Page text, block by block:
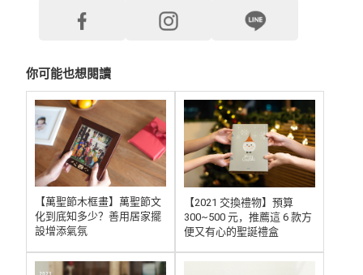
你可能也想閱讀
【萬聖節木框畫】萬聖節文
化到底知多少？善用居家擺
設增添氣氛
【2021 交換禮物】預算
300~500 元，推薦這 6 款方
便又有心的聖誕禮盒